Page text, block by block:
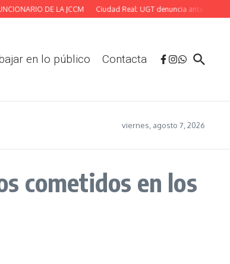
DE LA JCCM Ciudad Real: UGT denuncia ante la
en lo público Contacta
viernes, agosto 7, 2026
cometidos en los